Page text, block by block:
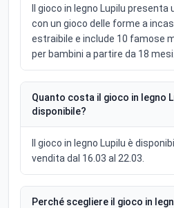
Il gioco in legno Lupilu
con un gioco delle forme a
estraibile e include 10 famose
per bambini a partire da 18 mesi.
Quanto costa il gioco in legno
disponibile?
Il gioco in legno Lupilu è
vendita dal 16.03 al 22.03.
Perché scegliere il gioco in